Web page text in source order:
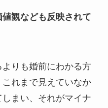
値観なども反映されて
りも婚前にわかる方
れまで見えていなか
まい、それがマイナ